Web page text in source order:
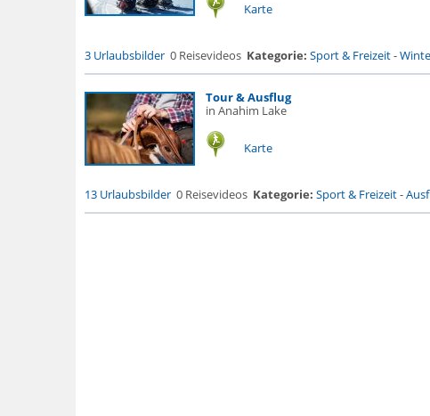
Karte
3 Urlaubsbilder 0 Reisevideos Kategorie: Sport & Freizeit-
Tour & Ausflug
in Anahim Lake
Karte
13 Urlaubsbilder 0 Reisevideos Kategorie: Sport & Freizeit-